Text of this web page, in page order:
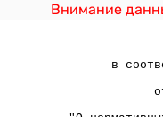
Внимание